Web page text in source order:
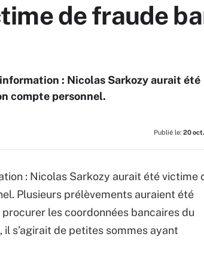
de fraude
: Nicolas Sarkozy aurait été
compte personnel.
Publié le: 20
: Nicolas Sarkozy aurait été victime
Plusieurs prélèvements auraient été
les coordonnées bancaires du
s’agirait de petites sommes ayant